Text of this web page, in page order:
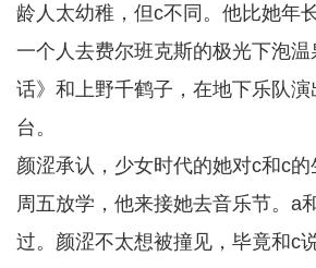
龄人太幼稚，但c不同。他比她年
一个人去费尔班克斯的极光下泡
话》和上野千鹤子，在地下乐队
台。
颜涩承认，少女时代的她对c和c的
周五放学，他来接她去音乐节。a
过。颜涩不太想被撞见，毕竟和c